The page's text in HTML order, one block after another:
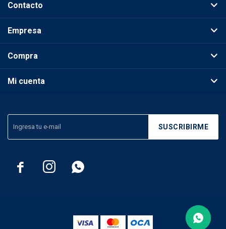
SUSCRIBIRME
  
Contacto
Empresa
Compra
Mi cuenta